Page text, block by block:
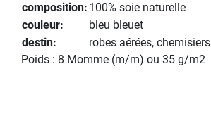
composition: 100% soie naturelle
couleur:
bleu bleuet
destin:
robes aérées, chemisiers
Poids : 8 Momme (m/m) ou 35 g/m2